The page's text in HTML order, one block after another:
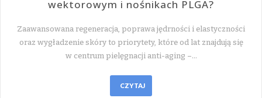
wektorowym i nośnikach PLGA?
Zaawansowana regeneracja, poprawa jędrności i elastyczności
oraz wygładzenie skóry to priorytety, które od lat znajdują się
w centrum pielęgnacji anti-aging –…
CZYTAJ